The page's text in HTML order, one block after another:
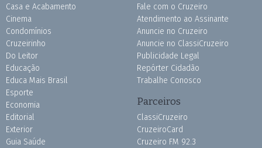
Casa e Acabamento
Cinema
Condomínios
Cruzeirinho
Do Leitor
Educação
Educa Mais Brasil
Esporte
Economia
Editorial
Exterior
Guia Saúde
Fale com o Cruzeiro
Atendimento ao Assinante
Anuncie no Cruzeiro
Anuncie no ClassiCruzeiro
Publicidade Legal
Repórter Cidadão
Trabalhe Conosco
Parceiros
ClassiCruzeiro
CruzeiroCard
Cruzeiro FM 92.3